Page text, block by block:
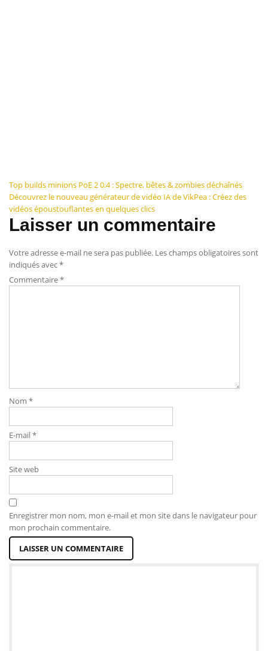
Navigation
de
l’article
Top builds minions PoE 2 0.4 : Spectre, bêtes & zombies déchaînés
Découvrez le nouveau générateur de vidéo IA de VikPea : Créez des
vidéos époustouflantes en quelques clics
Laisser un commentaire
Votre adresse e-mail ne sera pas publiée. Les champs obligatoires sont
indiqués avec*
Commentaire*
Nom *
E-mail*
Site web
Enregistrer mon nom, mon e-mail et mon site dans le navigateur pour
mon prochain commentaire.